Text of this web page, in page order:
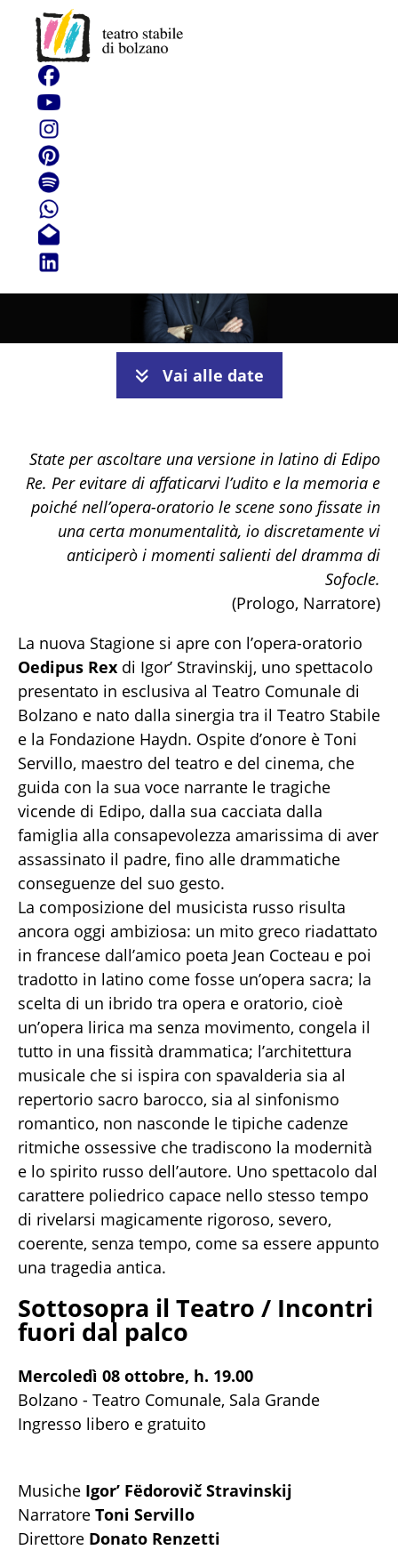
Oedipus Rex
Vai alle date
State per ascoltare una versione in latino di Edipo
Re. Per evitare di affaticarvi l’udito e la memoria e
poiché nell’opera-oratorio le scene sono fissate in
una certa monumentalità, io discretamente vi
anticiperò i momenti salienti del dramma di
Sofocle.
(Prologo, Narratore)
La nuova Stagione si apre con l’opera-oratorio
Oedipus Rex di Igor’ Stravinskij, uno spettacolo
presentato in esclusiva al Teatro Comunale di
Bolzano e nato dalla sinergia tra il Teatro Stabile
e la Fondazione Haydn. Ospite d’onore è Toni
Servillo, maestro del teatro e del cinema, che
guida con la sua voce narrante le tragiche
vicende di Edipo, dalla sua cacciata dalla
famiglia alla consapevolezza amarissima di aver
assassinato il padre, fino alle drammatiche
conseguenze del suo gesto.
La composizione del musicista russo risulta
ancora oggi ambiziosa: un mito greco riadattato
in francese dall’amico poeta Jean Cocteau e poi
tradotto in latino come fosse un’opera sacra; la
scelta di un ibrido tra opera e oratorio, cioè
un’opera lirica ma senza movimento, congela il
tutto in una fissità drammatica; l’architettura
musicale che si ispira con spavalderia sia al
repertorio sacro barocco, sia al sinfonismo
romantico, non nasconde le tipiche cadenze
ritmiche ossessive che tradiscono la modernità
e lo spirito russo dell’autore. Uno spettacolo dal
carattere poliedrico capace nello stesso tempo
di rivelarsi magicamente rigoroso, severo,
coerente, senza tempo, come sa essere appunto
una tragedia antica.
Sottosopra il Teatro / Incontri
fuori dal palco
Mercoledì 08 ottobre, h. 19.00
Bolzano - Teatro Comunale, Sala Grande
Ingresso libero e gratuito
Musiche Igor’ Fëdorovič Stravinskij
Narratore Toni Servillo
Direttore Donato Renzetti